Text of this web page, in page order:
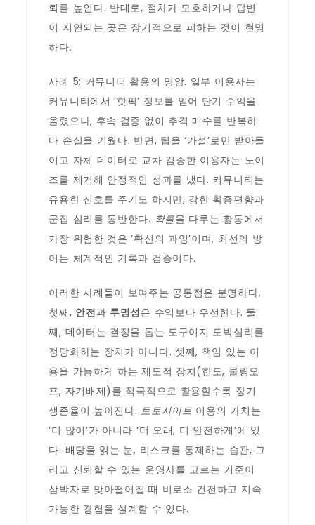
뢰를 높인다. 반대로, 절차가 모호하거나 답변
이 지연되는 곳은 장기적으로 피하는 것이 현명
하다.
사례 5: 커뮤니티 활용의 명암. 일부 이용자는
커뮤니티에서 ‘핫픽’ 정보를 얻어 단기 수익을
올렸으나, 후속 검증 없이 추격 매수를 반복하
다 손실을 키웠다. 반면, 팁을 ‘가설’로만 받아들
이고 자체 데이터로 교차 검증한 이용자는 노이
즈를 제거해 안정적인 성과를 냈다. 커뮤니티는
유용한 신호를 주기도 하지만, 강한 확증편향과
군집 심리를 동반한다. 확률을 다루는 활동에서
가장 위험한 것은 ‘확신의 과잉’이며, 최선의 방
어는 체계적인 기록과 검증이다.
이러한 사례들이 보여주는 공통점은 분명하다.
첫째, 안전과 투명성은 수익보다 우선한다. 둘
째, 데이터는 결정을 돕는 도구이지 도박심리를
정당화하는 장치가 아니다. 셋째, 책임 있는 이
용을 가능하게 하는 제도적 장치(한도, 쿨링오
프, 자기배제)를 적극적으로 활용할수록 장기
생존율이 높아진다. 토토사이트 이용의 가치는
‘더 많이’가 아니라 ‘더 오래, 더 안전하게’에 있
다. 배당을 읽는 눈, 리스크를 통제하는 습관, 그
리고 신뢰할 수 있는 운영사를 고르는 기준이
삼박자로 맞아떨어질 때 비로소 건전하고 지속
가능한 경험을 설계할 수 있다.